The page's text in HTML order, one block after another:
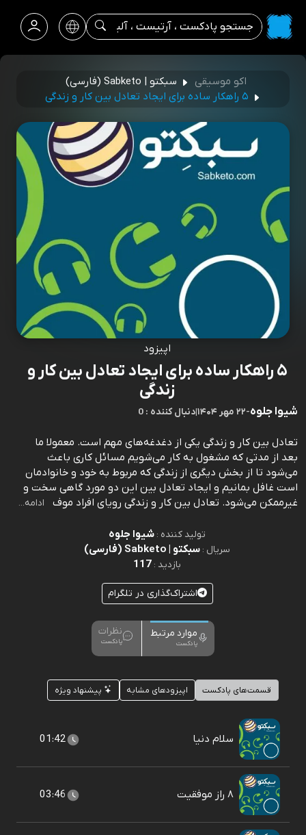
اکو موسیقی
سبکتو | Sabketo (فارسی)
۵ راهکار ساده برای ایجاد تعادل بین کار و زندگی
اپیزود
۵ راهکار ساده برای ایجاد تعادل بین کار و
زندگی
شیوا جلوه-۲۲ مهر ۱۴۰۴ |0 : دنبال کننده
تعادل بین کار و زندگی یکی از دغدغه‌های مهم است. معمولا ما
بعد از مدتی که مشغول به کار می‌شویم مسائل کاری باعث
می‌شود تا از بخش دیگری از زندگی که مربوط به خود و خانوادمان
است غافل بمانیم و ایجاد تعادل بین این دو مورد گاهی سخت و
غیرممکن می‌شود. تعادل بین کار و زندگی رویای افراد موف
ادامه...
تولید کننده : شیوا جلوه
سریال : سبکتو | Sabketo (فارسی)
بازدید : 117
اشتراک‌گذاری در تلگرام
موارد مرتبط
پادکست
نظرات
پادکست
قسمت‌های پادکست اپیزودهای مشابه پیشنهاد ویژه
سلام دنیا 01:42
۸ راز موفقیت 03:46